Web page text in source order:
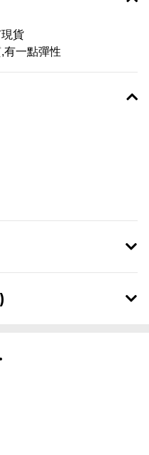
貨
有一點彈性